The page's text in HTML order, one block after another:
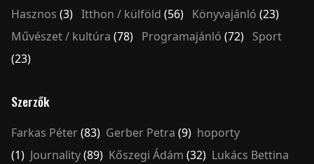
Hasznos (3) Itthon / külföld (56) Könyvajánló (23)
Művészet / kultúra (78) Programajánló (72) Sport
(23)
Szerzők
Farkas Péter(83) Gerber Petra (9) hoporty
(1) Journality(89) Kőszegi Ádám (32) Lukács Bettina